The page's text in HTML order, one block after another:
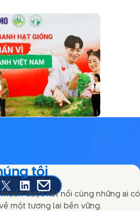
this page on Facebook
this page on X
Share this page on Linked In
Share this page on E-mail
tôi
được kết nối cùng những ai có
một tương lai bền vững.